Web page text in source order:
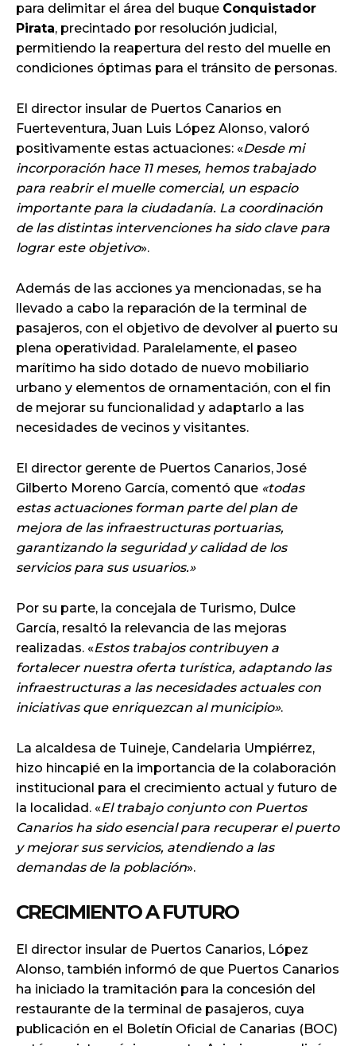
para delimitar el área del buque Conquistador
Pirata, precintado por resolución judicial,
permitiendo la reapertura del resto del muelle en
condiciones óptimas para el tránsito de personas.
El director insular de Puertos Canarios en
Fuerteventura, Juan Luis López Alonso, valoró
positivamente estas actuaciones: «Desde mi
incorporación hace 11 meses, hemos trabajado
para reabrir el muelle comercial, un espacio
importante para la ciudadanía. La coordinación
de las distintas intervenciones ha sido clave para
lograr este objetivo».
Además de las acciones ya mencionadas, se ha
llevado a cabo la reparación de la terminal de
pasajeros, con el objetivo de devolver al puerto su
plena operatividad. Paralelamente, el paseo
marítimo ha sido dotado de nuevo mobiliario
urbano y elementos de ornamentación, con el fin
de mejorar su funcionalidad y adaptarlo a las
necesidades de vecinos y visitantes.
El director gerente de Puertos Canarios, José
Gilberto Moreno García, comentó que «todas
estas actuaciones forman parte del plan de
mejora de las infraestructuras portuarias,
garantizando la seguridad y calidad de los
servicios para sus usuarios.»
Por su parte, la concejala de Turismo, Dulce
García, resaltó la relevancia de las mejoras
realizadas. «Estos trabajos contribuyen a
fortalecer nuestra oferta turística, adaptando las
infraestructuras a las necesidades actuales con
iniciativas que enriquezcan al municipio».
La alcaldesa de Tuineje, Candelaria Umpiérrez,
hizo hincapié en la importancia de la colaboración
institucional para el crecimiento actual y futuro de
la localidad. «El trabajo conjunto con Puertos
Canarios ha sido esencial para recuperar el puerto
y mejorar sus servicios, atendiendo a las
demandas de la población».
CRECIMIENTO A FUTURO
El director insular de Puertos Canarios, López
Alonso, también informó de que Puertos Canarios
ha iniciado la tramitación para la concesión del
restaurante de la terminal de pasajeros, cuya
publicación en el Boletín Oficial de Canarias (BOC)